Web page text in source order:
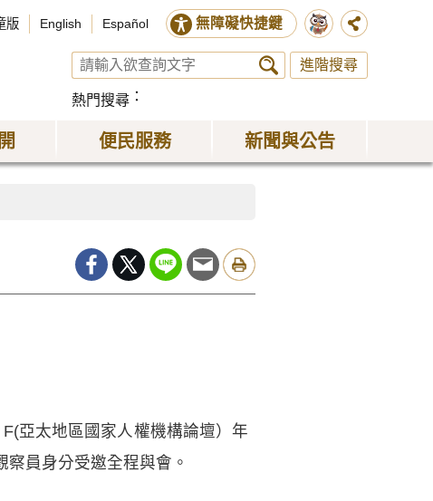
版 English Español 無障礙快捷鍵
進階搜尋
熱門搜尋
便民服務 新聞與公告
亞太地區國家人權機構論壇）年
員身分受邀全程與會。